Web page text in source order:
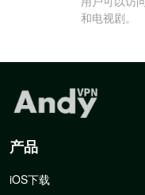
和电视剧。
产品
iOS下载